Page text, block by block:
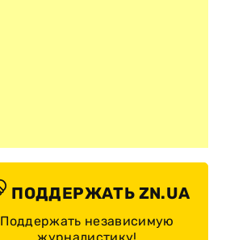
ПОДДЕРЖАТЬ ZN.UA
Поддержать независимую
журналистику!